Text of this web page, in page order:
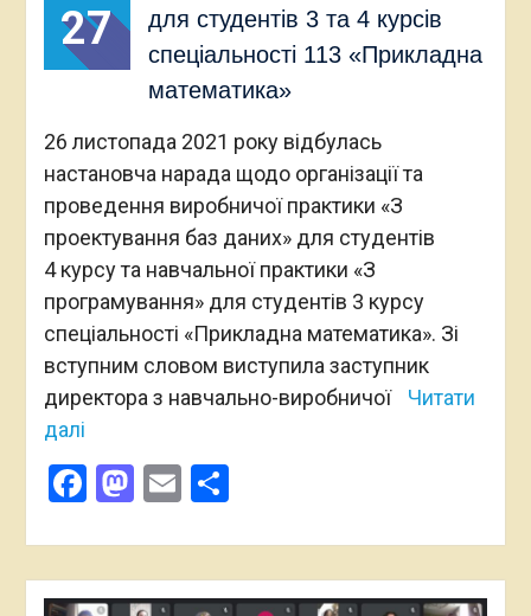
27
для студентів 3 та 4 курсів
спеціальності 113 «Прикладна
математика»
26 листопада 2021 року відбулась
настановча нарада щодо організації та
проведення виробничої практики «З
проектування баз даних» для студентів
4 курсу та навчальної практики «З
програмування» для студентів 3 курсу
спеціальності «Прикладна математика». Зі
вступним словом виступила заступник
директора з навчально-виробничої
Читати
далі
Facebook
Mastodon
EmailПоділитися